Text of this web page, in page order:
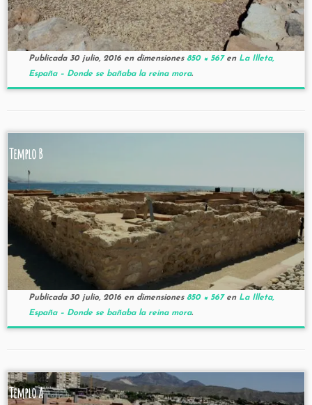
Publicada 30 julio, 2016en dimensiones850 × 567enLa Illeta,
España – Donde se bañaba la reina mora.
Templo B
Publicada 30 julio, 2016en dimensiones850 × 567enLa Illeta,
España – Donde se bañaba la reina mora.
Templo A